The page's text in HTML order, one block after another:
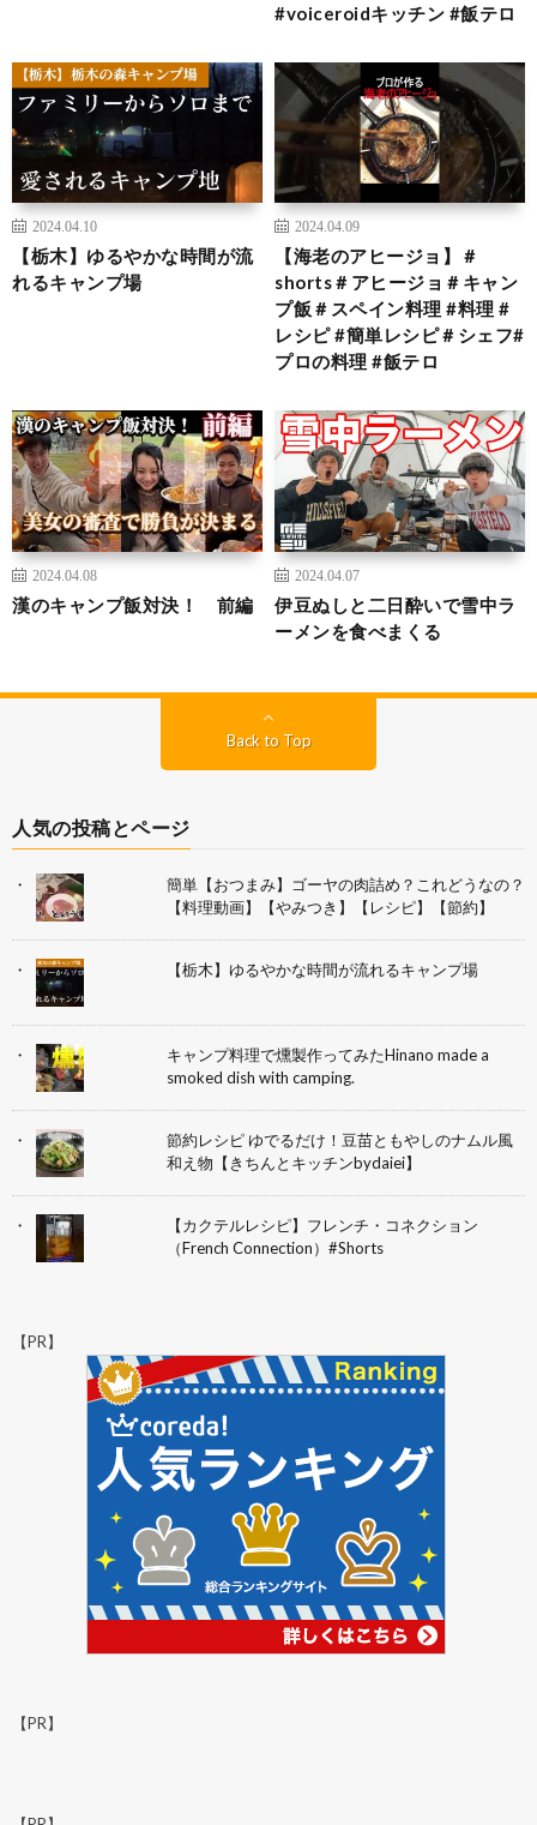
#voiceroidキッチン #飯テロ
2024.04.10
【栃木】ゆるやかな時間が流
れるキャンプ場
2024.04.09
【海老のアヒージョ】＃
shorts＃アヒージョ＃キャン
プ飯＃スペイン料理 #料理 #
レシピ #簡単レシピ＃シェフ#
プロの料理 #飯テロ
2024.04.08
漢のキャンプ飯対決！ 前編
2024.04.07
伊豆ぬしと二日酔いで雪中ラ
ーメンを食べまくる
Back to Top
人気の投稿とページ
簡単【おつまみ】ゴーヤの肉詰め？これどうなの？
【料理動画】【やみつき】【レシピ】【節約】
【栃木】ゆるやかな時間が流れるキャンプ場
キャンプ料理で燻製作ってみたHinano made a
smoked dish with camping.
節約レシピ ゆでるだけ！豆苗ともやしのナムル風
和え物【きちんとキッチンbydaiei】
【カクテルレシピ】フレンチ・コネクション
（French Connection）#Shorts
【PR】
【PR】